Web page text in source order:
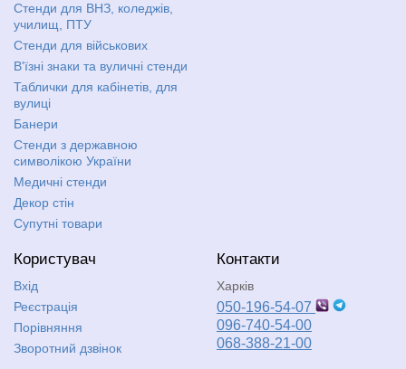
Стенди для ВНЗ, коледжів,
училищ, ПТУ
Стенди для військових
В'їзні знаки та вуличні стенди
Таблички для кабінетів, для
вулиці
Банери
Стенди з державною
символікою України
Медичні стенди
Декор стін
Супутні товари
Користувач
Вхід
Реєстрація
Порівняння
Зворотний дзвінок
Контакти
Харків
050-196-54-07
096-740-54-00
068-388-21-00